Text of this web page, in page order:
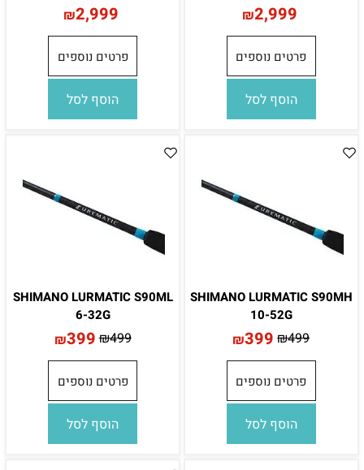
₪2,999
פרטים נוספים
הוסף לסל
₪2,999
פרטים נוספים
הוסף לסל
SHIMANO LURMATIC S90MH
10-52G
₪499
₪399
פרטים נוספים
הוסף לסל
SHIMANO LURMATIC S90ML
6-32G
₪499
₪399
פרטים נוספים
הוסף לסל